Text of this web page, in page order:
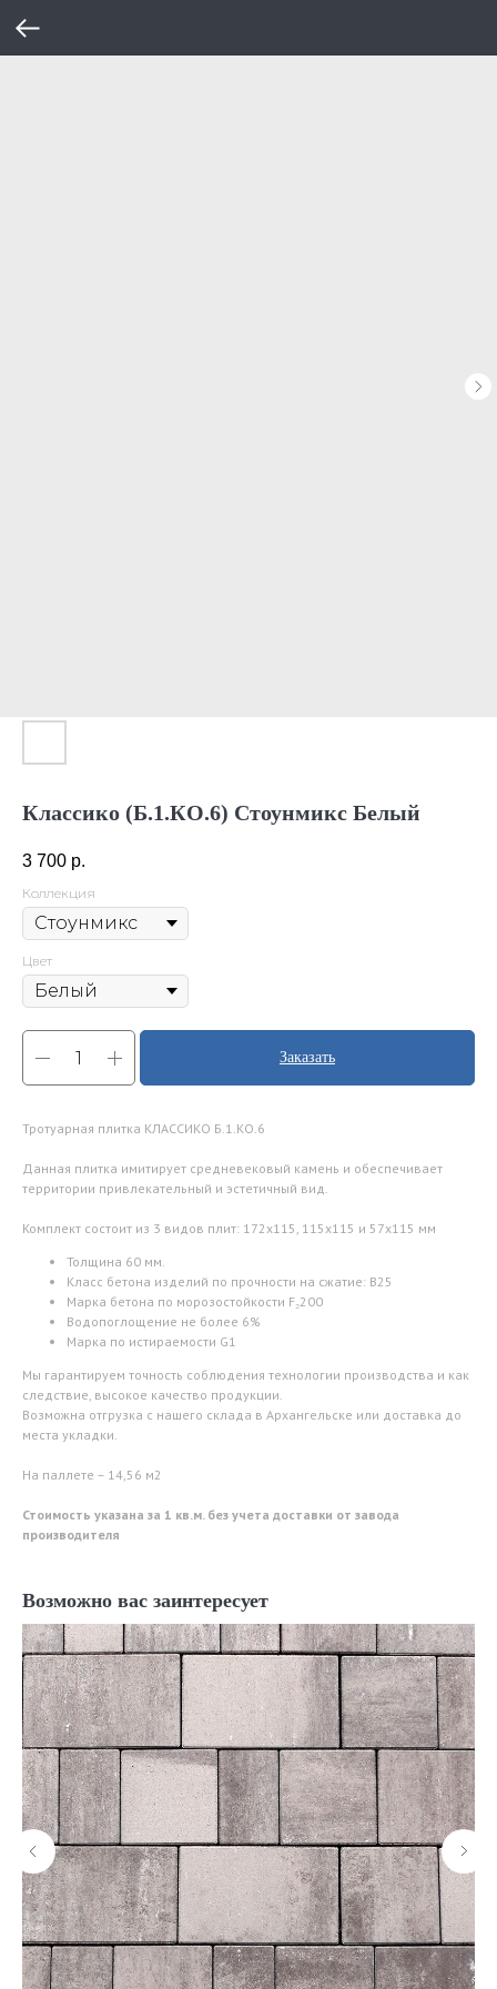
Классико (Б.1.КО.6) Стоунмикс Белый
3 700 р.
Коллекция
Цвет
Заказать
Тротуарная плитка КЛАССИКО Б.1.КО.6
Данная плитка имитирует средневековый камень и обеспечивает
территории привлекательный и эстетичный вид.
Комплект состоит из 3 видов плит: 172х115, 115х115 и 57х115 мм
Толщина 60 мм.
Класс бетона изделий по прочности на сжатие: В25
Марка бетона по морозостойкости F₂200
Водопоглощение не более 6%
Марка по истираемости G1
Мы гарантируем точность соблюдения технологии производства и как
следствие, высокое качество продукции.
Возможна отгрузка с нашего склада в Архангельске или доставка до
места укладки.
На паллете – 14,56 м2
Стоимость указана за 1 кв.м. без учета доставки от завода
производителя
Возможно вас заинтересует